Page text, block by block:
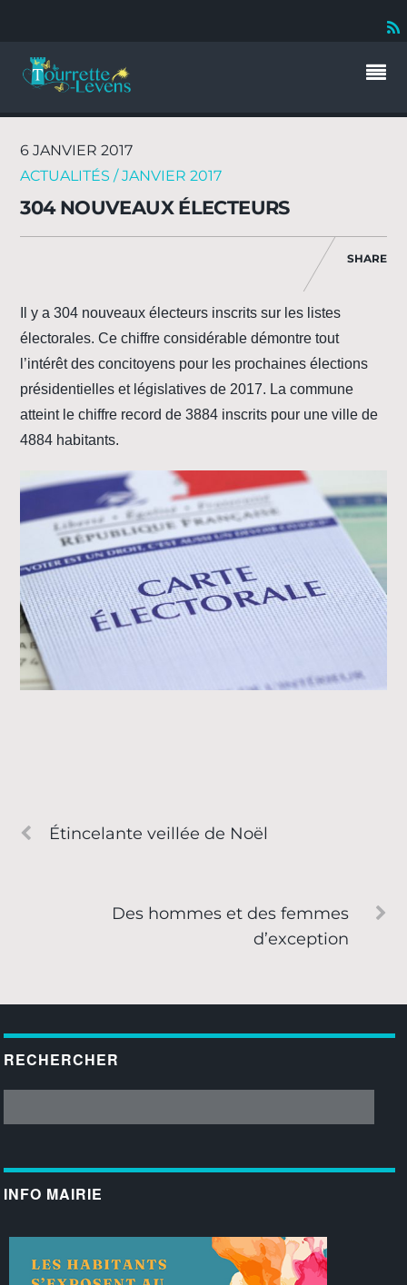
6 JANVIER 2017
ACTUALITÉS / JANVIER 2017
304 NOUVEAUX ÉLECTEURS
SHARE
Il y a 304 nouveaux électeurs inscrits sur les listes
électorales. Ce chiffre considérable démontre tout
l’intérêt des concitoyens pour les prochaines élections
présidentielles et législatives de 2017. La commune
atteint le chiffre record de 3884 inscrits pour une ville de
4884 habitants.
Étincelante veillée de Noël
Des hommes et des femmes
d’exception
RECHERCHER
INFO MAIRIE